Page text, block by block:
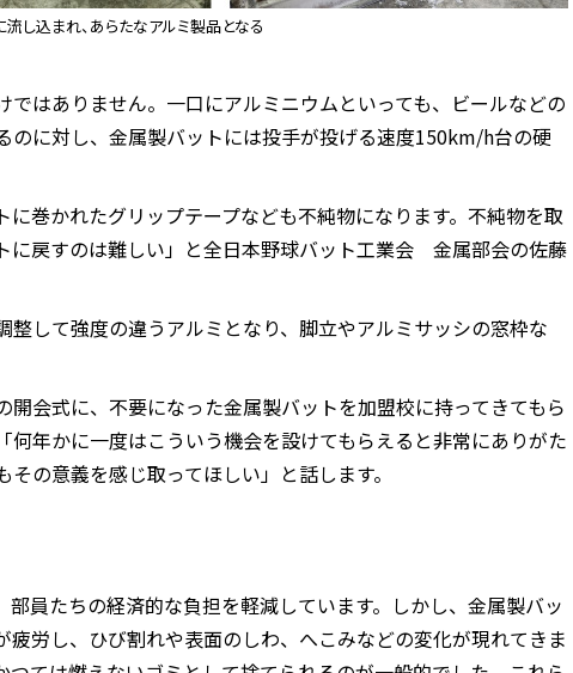
し込まれ、あらたなアルミ製品となる
はありません。一口にアルミニウムといっても、ビールなどの
のに対し、金属製バットには投手が投げる速度150km/h台の硬
に巻かれたグリップテープなども不純物になります。不純物を取
に戻すのは難しい」と全日本野球バット工業会 金属部会の佐藤
して強度の違うアルミとなり、脚立やアルミサッシの窓枠な
会式に、不要になった金属製バットを加盟校に持ってきてもら
年かに一度はこういう機会を設けてもらえると非常にありがた
の意義を感じ取ってほしい」と話します。
員たちの経済的な負担を軽減しています。しかし、金属製バッ
疲労し、ひび割れや表面のしわ、へこみなどの変化が現れてきま